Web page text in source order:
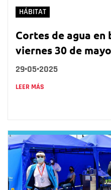
HÁBITAT
Cortes de agua
viernes 30 de
29•05•2025
LEER MÁS